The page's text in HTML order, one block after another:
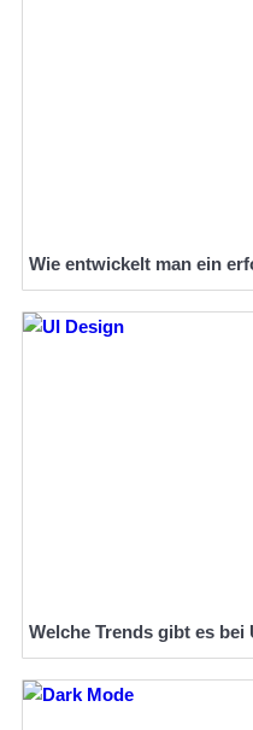
Wie entwickelt man ein
Welche Trends gibt es bei